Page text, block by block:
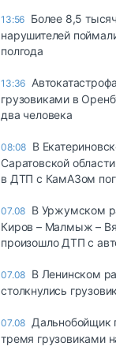
13:56 Более 8,5
нарушителей
полгода
13:36
грузовиками в
два человека
08:08 В
Саратовской
в ДТП с КамАЗом
07.08 В Уржумском
Киров – Малмыж –
произошло ДТП с
07.08 В Ленинском
столкнулись
07.08 Дальнобойщик
тремя грузовиками